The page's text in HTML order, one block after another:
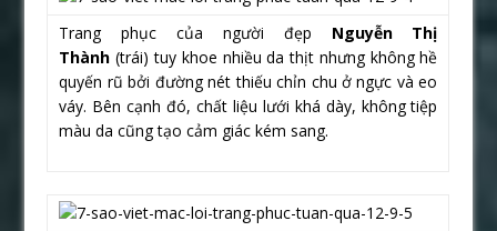
Trang phục của người đẹp Nguyễn Thị
Thành (trái) tuy khoe nhiều da thịt nhưng không hề
quyến rũ bởi đường nét thiếu chỉn chu ở ngực và eo
váy. Bên cạnh đó, chất liệu lưới khá dày, không tiệp
màu da cũng tạo cảm giác kém sang.